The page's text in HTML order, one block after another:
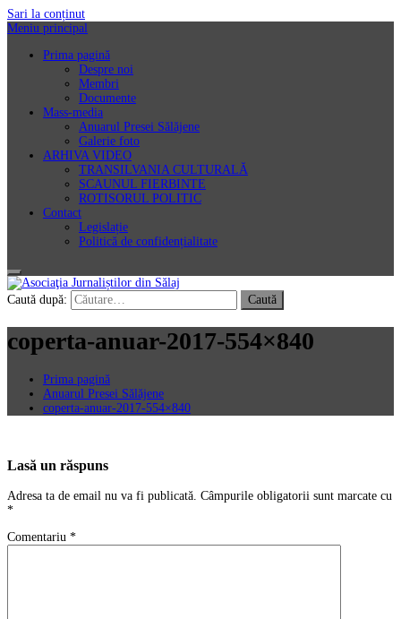
Sari la conținut
Meniu principal
Prima pagină
Despre noi
Membri
Documente
Mass-media
Anuarul Presei Sălăjene
Galerie foto
ARHIVA VIDEO
TRANSILVANIA CULTURALĂ
SCAUNUL FIERBINTE
ROTISORUL POLITIC
Contact
Legislație
Politică de confidențialitate
Asociaţia Jurnaliștilor din Sălaj
Caută după:
coperta-anuar-2017-554×840
Prima pagină
Anuarul Presei Sălăjene
coperta-anuar-2017-554×840
Lasă un răspuns
Adresa ta de email nu va fi publicată. Câmpurile obligatorii sunt marcate cu
*
Comentariu *